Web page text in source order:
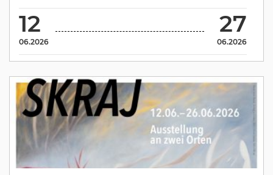
12
06.2026
27
06.2026